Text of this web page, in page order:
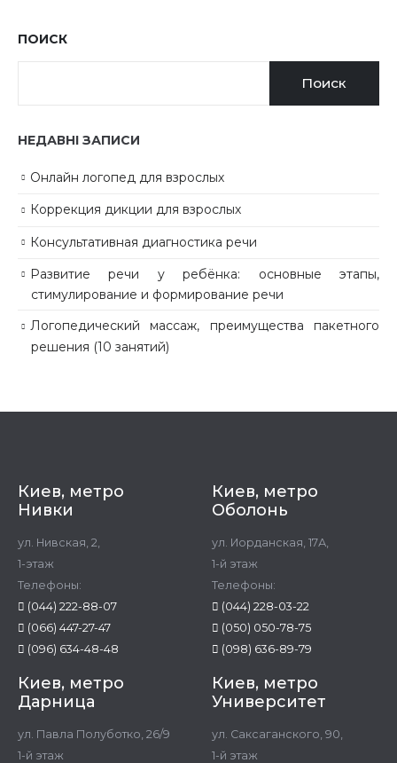
ПОИСК
Поиск
НЕДАВНІ ЗАПИСИ
Онлайн логопед для взрослых
Коррекция дикции для взрослых
Консультативная диагностика речи
Развитие речи у ребёнка: основные этапы,
стимулирование и формирование речи
Логопедический массаж, преимущества пакетного
решения (10 занятий)
Киев, метро
Нивки
ул. Нивская, 2,
1-этаж
Телефоны:
(044) 222-88-07
(066) 447-27-47
(096) 634-48-48
Киев, метро
Оболонь
ул. Иорданская, 17А,
1-й этаж
Телефоны:
(044) 228-03-22
(050) 050-78-75
(098) 636-89-79
Киев, метро
Дарница
ул. Павла Полуботко, 26/9
1-й этаж
Киев, метро
Университет
ул. Саксаганского, 90,
1-й этаж